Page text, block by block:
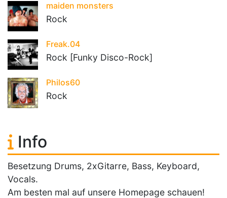
maiden monsters
Rock
Freak.04
Rock [Funky Disco-Rock]
Philos60
Rock
Info
Besetzung Drums, 2xGitarre, Bass, Keyboard,
Vocals.
Am besten mal auf unsere Homepage schauen!